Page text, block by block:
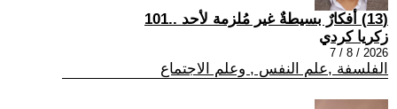
(13) أفكارٌ بسيطةٌ غير مُلزمة لأحد ..101
زكريا كردي
2026 / 8 / 7
الفلسفة ,علم النفس , وعلم الاجتماع